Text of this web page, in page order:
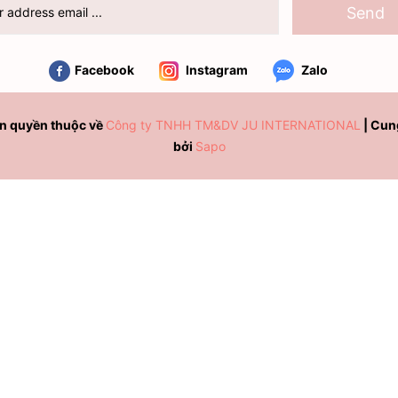
Send
Facebook Instagram Zalo
quyền thuộc về Công ty TNHH TM&DV JU INTERNATIONAL
bởi Sapo